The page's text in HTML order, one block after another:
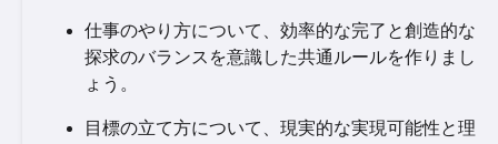
仕事のやり方について、効率的な完了と創造的な
探求のバランスを意識した共通ルールを作りまし
ょう。
目標の立て方について、現実的な実現可能性と理